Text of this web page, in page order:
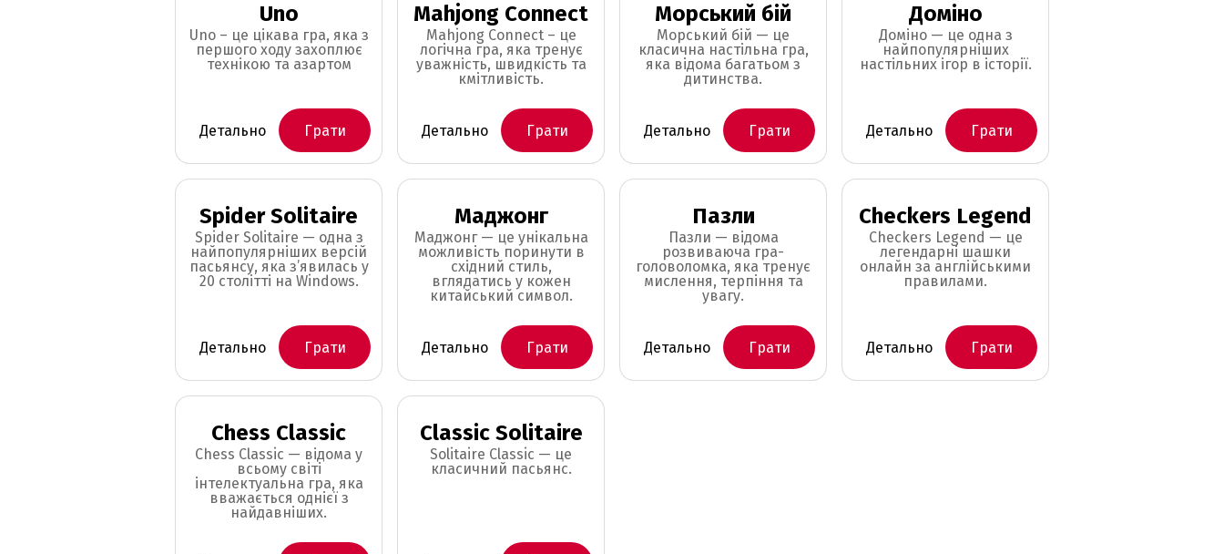
Uno
Uno – це цікава гра, яка з
першого ходу захоплює
технікою та азартом
Детально Грати
Mahjong Connect
Mahjong Connect – це
логічна гра, яка тренує
уважність, швидкість та
кмітливість.
Детально Грати
Морський бій
Морський бій — це
класична настільна гра,
яка відома багатьом з
дитинства.
Детально Грати
Доміно
Доміно — це одна з
найпопулярніших
настільних ігор в історії.
Детально Грати
Spider Solitaire
Spider Solitaire — одна з
найпопулярніших версій
пасьянсу, яка з’явилась у
20 столітті на Windows.
Детально Грати
Маджонг
Маджонг — це унікальна
можливість поринути в
східний стиль,
вглядатись у кожен
китайський символ.
Детально Грати
Пазли
Пазли — відома
розвиваюча гра-
головоломка, яка тренує
мислення, терпіння та
увагу.
Детально Грати
Checkers Legend
Checkers Legend — це
легендарні шашки
онлайн за англійськими
правилами.
Детально Грати
Chess Classic
Chess Classic — відома у
всьому світі
інтелектуальна гра, яка
вважається однієї з
найдавніших.
Classic Solitaire
Solitaire Classic — це
класичний пасьянс.